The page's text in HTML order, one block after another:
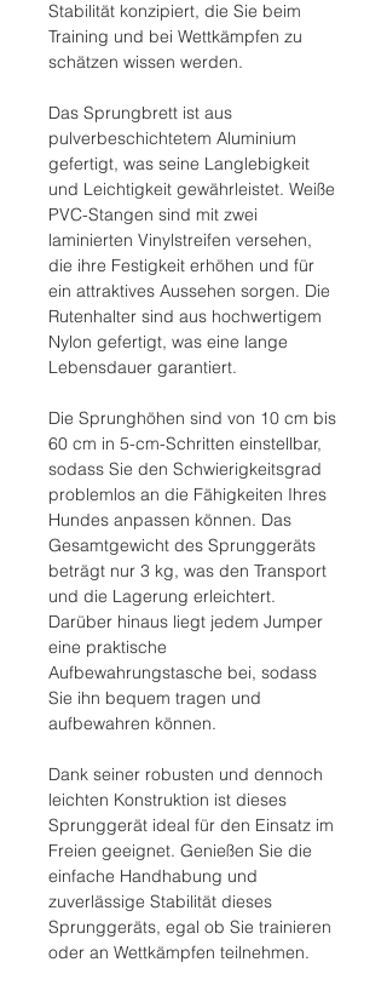
Stabilität konzipiert, die Sie beim
Training und bei Wettkämpfen zu
schätzen wissen werden.
Das Sprungbrett ist aus
pulverbeschichtetem Aluminium
gefertigt, was seine Langlebigkeit
und Leichtigkeit gewährleistet. Weiße
PVC-Stangen sind mit zwei
laminierten Vinylstreifen versehen,
die ihre Festigkeit erhöhen und für
ein attraktives Aussehen sorgen. Die
Rutenhalter sind aus hochwertigem
Nylon gefertigt, was eine lange
Lebensdauer garantiert.
Die Sprunghöhen sind von 10 cm bis
60 cm in 5-cm-Schritten einstellbar,
sodass Sie den Schwierigkeitsgrad
problemlos an die Fähigkeiten Ihres
Hundes anpassen können. Das
Gesamtgewicht des Sprunggeräts
beträgt nur 3 kg, was den Transport
und die Lagerung erleichtert.
Darüber hinaus liegt jedem Jumper
eine praktische
Aufbewahrungstasche bei, sodass
Sie ihn bequem tragen und
aufbewahren können.
Dank seiner robusten und dennoch
leichten Konstruktion ist dieses
Sprunggerät ideal für den Einsatz im
Freien geeignet. Genießen Sie die
einfache Handhabung und
zuverlässige Stabilität dieses
Sprunggeräts, egal ob Sie trainieren
oder an Wettkämpfen teilnehmen.